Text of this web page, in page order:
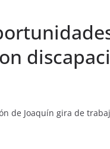
de Joaquín gira de